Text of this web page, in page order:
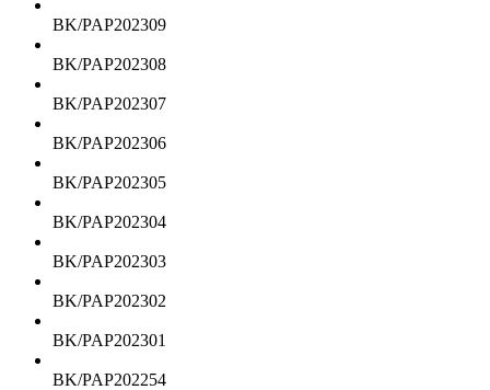
BK/PAP202309
BK/PAP202308
BK/PAP202307
BK/PAP202306
BK/PAP202305
BK/PAP202304
BK/PAP202303
BK/PAP202302
BK/PAP202301
BK/PAP202254